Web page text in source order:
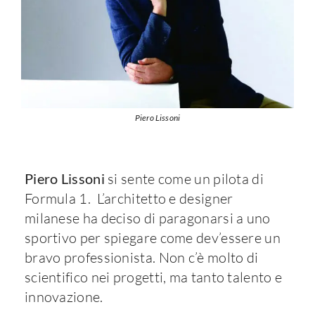
Piero Lissoni
Piero Lissoni si sente come un pilota di
Formula 1. L’architetto e designer
milanese ha deciso di paragonarsi a uno
sportivo per spiegare come dev’essere un
bravo professionista. Non c’è molto di
scientifico nei progetti, ma tanto talento e
innovazione.